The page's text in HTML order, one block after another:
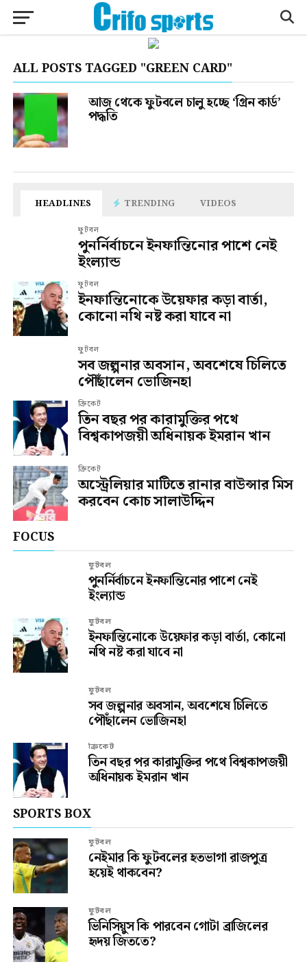
ALL POSTS TAGGED "GREEN CARD"
আজ থেকে ফুটবলে চালু হচ্ছে ‘গ্রিন কার্ড’
পদ্ধতি
HEADLINES TRENDING VIDEOS
ফুটবল
পুনর্নির্বাচনে ইনফান্তিনোর পাশে নেই
ইংল্যান্ড
ফুটবল
ইনফান্তিনোকে উয়েফার কড়া বার্তা,
কোনো নথি নষ্ট করা যাবে না
ফুটবল
সব জল্পনার অবসান, অবশেষে চিলিতে
পৌঁছালেন ভোজিনহা
ক্রিকেট
তিন বছর পর কারামুক্তির পথে
বিশ্বকাপজয়ী অধিনায়ক ইমরান খান
ক্রিকেট
অস্ট্রেলিয়ার মাটিতে রানার বাউন্সার মিস
করবেন কোচ সালাউদ্দিন
FOCUS
ফুটবল
পুনর্নির্বাচনে ইনফান্তিনোর পাশে নেই
ইংল্যান্ড
ফুটবল
ইনফান্তিনোকে উয়েফার কড়া বার্তা, কোনো
নথি নষ্ট করা যাবে না
ফুটবল
সব জল্পনার অবসান, অবশেষে চিলিতে
পৌঁছালেন ভোজিনহা
ক্রিকেট
তিন বছর পর কারামুক্তির পথে বিশ্বকাপজয়ী
অধিনায়ক ইমরান খান
SPORTS BOX
ফুটবল
নেইমার কি ফুটবলের হতভাগা রাজপুত্র
হয়েই থাকবেন?
ফুটবল
ভিনিসিয়ুস কি পারবেন গোটা ব্রাজিলের
হৃদয় জিততে?